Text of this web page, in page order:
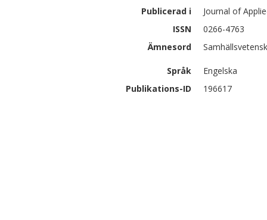
Publicerad i
Journal of
ISSN
0266-4763
Ämnesord
Språk
Engelska
Publikations-ID
196617